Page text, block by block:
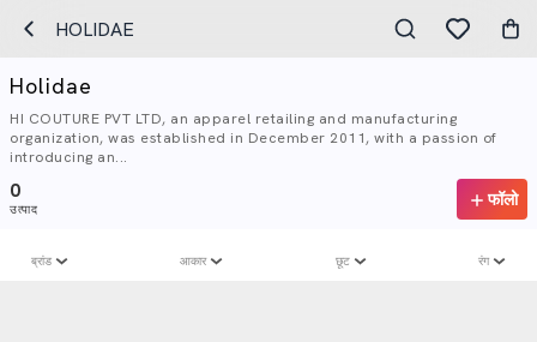
HOLIDAE
Holidae
HI COUTURE PVT LTD, an apparel retailing and manufacturing
organization, was established in December 2011, with a passion of
introducing an...
0
उत्पाद फॉलो
ब्रांड आकार छूट रंग